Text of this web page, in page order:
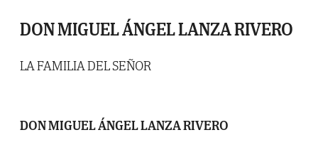
DON MIGUEL ÁNGEL LANZA RIVERO
LA FAMILIA DEL SEÑOR
DON MIGUEL ÁNGEL LANZA RIVERO